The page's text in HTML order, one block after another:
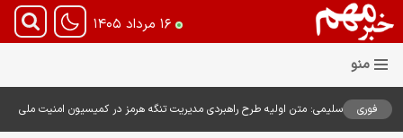
۱۶ مرداد ۱۴۰۵
فوری
سلیمی: متن اولیه طرح راهبردی مدیریت تنگه هرمز در کمیسیون امنیت ملی